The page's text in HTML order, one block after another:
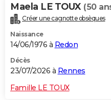
Maela LE TOUX (50
Créer une cagnotte obsèques
Naissance
14/06/1976 à Redon
Décès
23/07/2026 à Rennes
Famille LE TOUX